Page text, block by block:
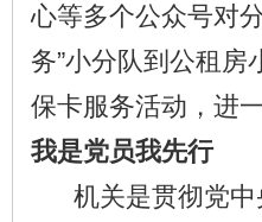
心等多个公众号对
务”小分队到公租
保卡服务活动，进
我是党员我先行
机关是贯彻党中